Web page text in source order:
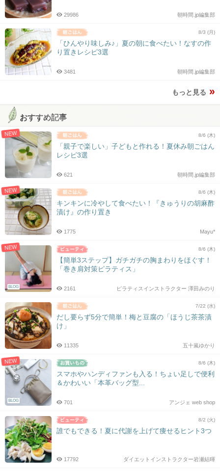
朝時間.jp編集部
29986
8/3 (月)
「ひんやり味しみ♪」夏の朝に食べたい！なすの作
り置きレシピ3選
朝時間.jp編集部
3481
もっと見る
おすすめ記事
NEW 8/6 (木)
「親子で楽しい」子どもと作れる！夏休み朝ごはん
レシピ3選
朝時間.jp編集部
621
NEW 8/6 (木)
キンキンに冷やして食べたい！『きゅうりの胡麻酢
漬け』の作り置き
Mayu*
1775
NEW
BLOG
8/6 (木)
【簡単3ステップ】ガチガチの胸まわりをほぐす！
「巻き肩対策ピラティス」
ピラティスインストラクター 澤田みのり
2161
7/22 (水)
だし要らず5分で簡単！梅と豆腐の「ほうじ茶茶漬
け」
五十嵐ゆかり
11335
NEW
BLOG
8/6 (木)
スマホやハンディファンも入る！ちょい足しで便利
＆かわいい「本革バッグ型...
アンジェ web shop
701
8/2 (火)
誰でもできる！夏に代謝を上げて痩せるヒント3つ
ダイエットインストラクター岩瀬結暉
17792